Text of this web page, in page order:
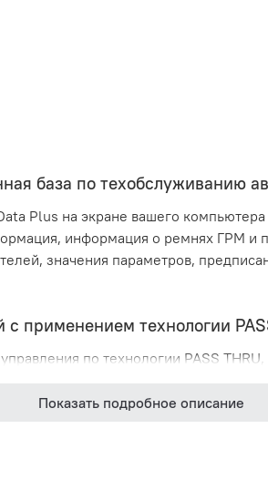
база по техобслуживанию
Plus на экране вашего
информация о ремнях ГРМ и
значения параметров,
применением технологии
по технологии PASS
обновляется для улучшения
Показать подробное описание